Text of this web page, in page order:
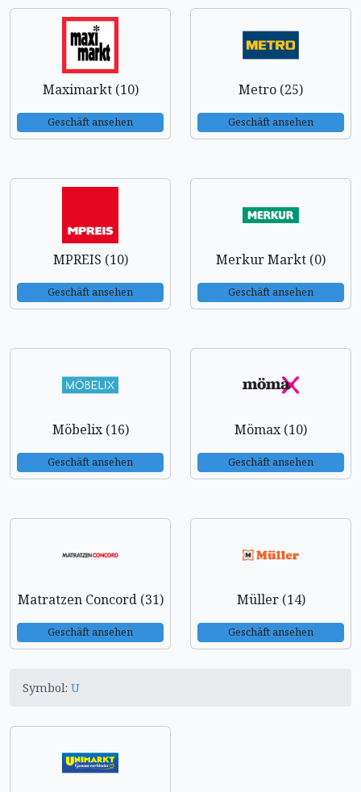
Maximarkt (10)
Geschäft ansehen
Metro (25)
Geschäft ansehen
MPREIS (10)
Geschäft ansehen
Merkur Markt (0)
Geschäft ansehen
Möbelix (16)
Geschäft ansehen
Mömax (10)
Geschäft ansehen
Matratzen Concord (31)
Geschäft ansehen
Müller (14)
Geschäft ansehen
Symbol: U